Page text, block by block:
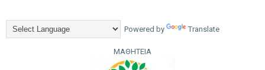
Powered by Translate
ΜΑΘΗΤΕΙΑ